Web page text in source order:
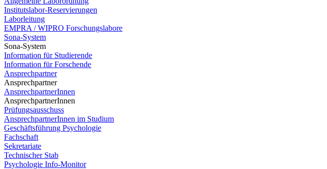
Institutslabor-Reservierungen
Laborleitung
EMPRA / WIPRO Forschungslabore
Sona-System
Sona-System
Information für Studierende
Information für Forschende
Ansprechpartner
Ansprechpartner
AnsprechpartnerInnen
AnsprechpartnerInnen
Prüfungsausschuss
AnsprechpartnerInnen im Studium
Geschäftsführung Psychologie
Fachschaft
Sekretariate
Technischer Stab
Psychologie Info-Monitor